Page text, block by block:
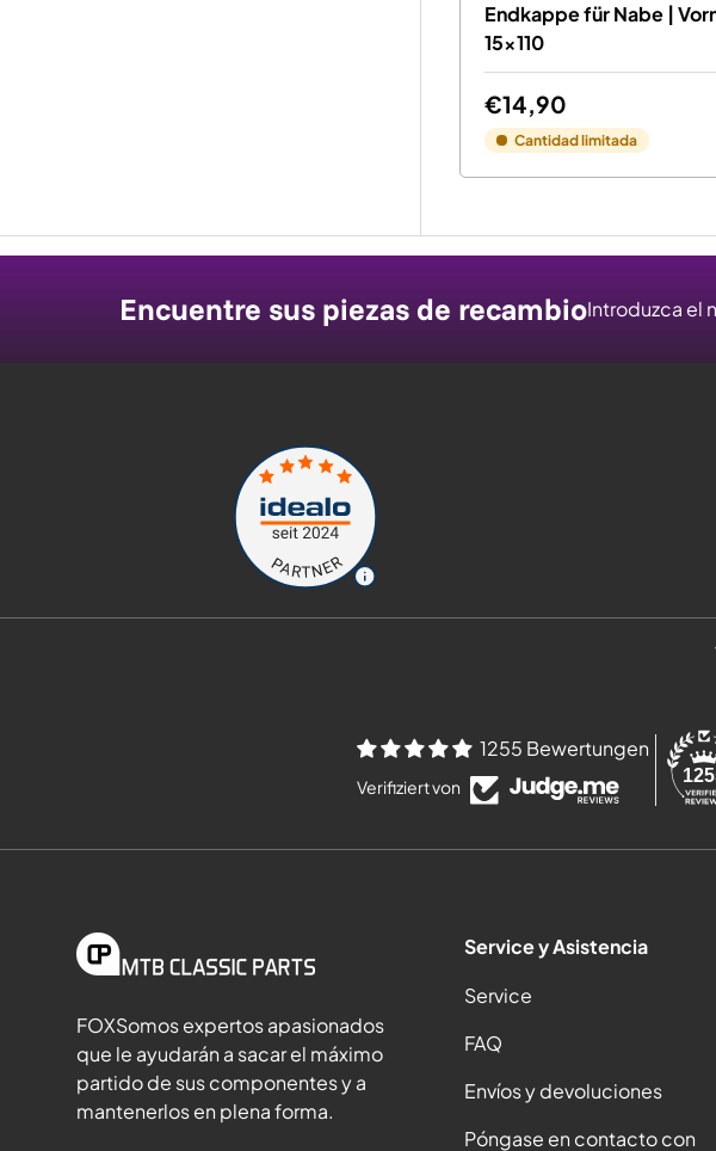
Endkappe für Nabe |
15x110
€14,90
Cantidad limitada
Encuentre sus piezas de recambioIntroduzca el
1255 Bewertungen
Verifiziert von
FOXSomos expertos apasionados
que le ayudarán a sacar el máximo
partido de sus componentes y a
mantenerlos en plena forma.
Service y Asistencia
Service
FAQ
Envíos y devoluciones
Póngase en contacto con